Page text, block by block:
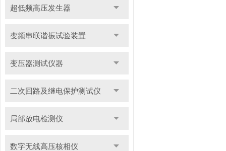
超低频高压发生器
变频串联谐振试验装置
变压器测试仪器
二次回路及继电保护测试仪
局部放电检测仪
数字无线高压核相仪